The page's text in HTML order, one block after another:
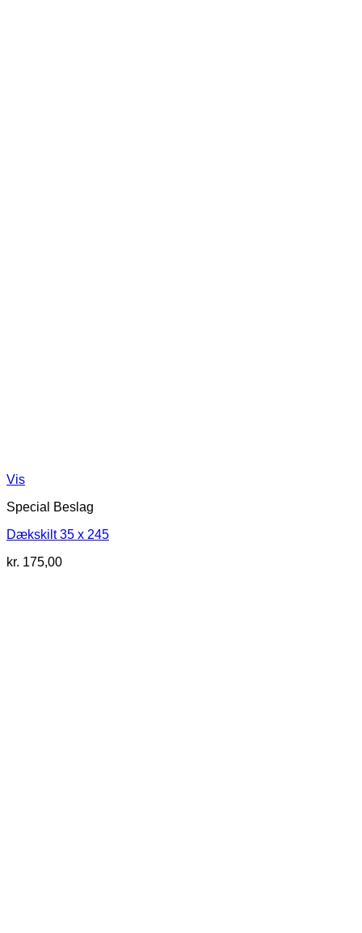
Vis
Special Beslag
Dækskilt 35 x 245
kr. 175,00